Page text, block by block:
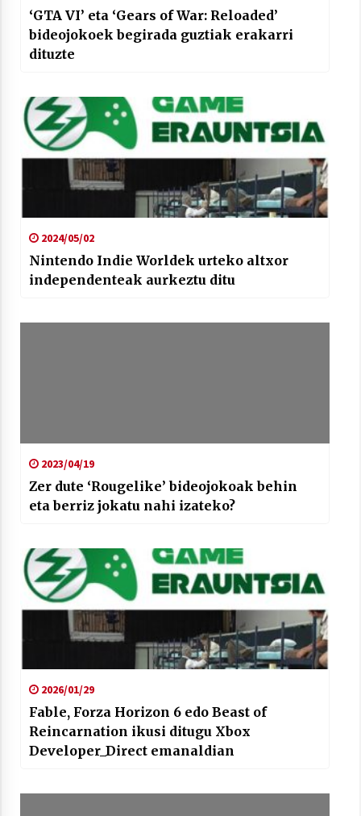
‘GTA VI’ eta ‘Gears of War: Reloaded’
bideojokoek begirada guztiak erakarri
dituzte
2024/05/02
Nintendo Indie Worldek urteko altxor
independenteak aurkeztu ditu
2023/04/19
Zer dute ‘Rougelike’ bideojokoak behin
eta berriz jokatu nahi izateko?
2026/01/29
Fable, Forza Horizon 6 edo Beast of
Reincarnation ikusi ditugu Xbox
Developer_Direct emanaldian